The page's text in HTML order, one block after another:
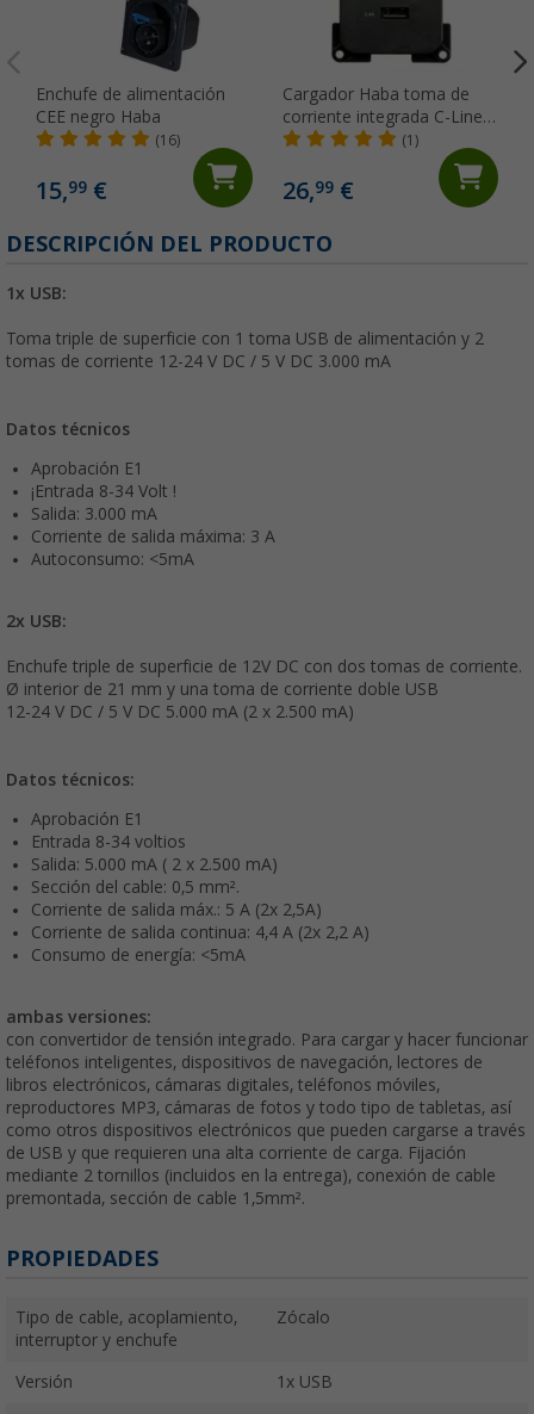
Enchufe de alimentación
CEE negro Haba
(16)
15,99 €
Cargador Haba toma de
corriente integrada C-Line
doble USB-A y USB-C 10-24
(1)
26,99€
DESCRIPCIÓN DEL PRODUCTO
1x USB:
Toma triple de superficie con 1 toma USB de alimentación y 2
tomas de corriente 12-24 V DC / 5 V DC 3.000 mA
Datos técnicos
Aprobación E1
¡Entrada 8-34 Volt !
Salida: 3.000 mA
Corriente de salida máxima: 3 A
Autoconsumo: <5mA
2x USB:
Enchufe triple de superficie de 12V DC con dos tomas de corriente.
Ø interior de 21 mm y una toma de corriente doble USB
12-24 V DC / 5 V DC 5.000 mA (2 x 2.500 mA)
Datos técnicos:
Aprobación E1
Entrada 8-34 voltios
Salida: 5.000 mA ( 2 x 2.500 mA)
Sección del cable: 0,5 mm².
Corriente de salida máx.: 5 A (2x 2,5A)
Corriente de salida continua: 4,4 A (2x 2,2 A)
Consumo de energía: <5mA
ambas versiones:
con convertidor de tensión integrado. Para cargar y hacer funcionar
teléfonos inteligentes, dispositivos de navegación, lectores de
libros electrónicos, cámaras digitales, teléfonos móviles,
reproductores MP3, cámaras de fotos y todo tipo de tabletas, así
como otros dispositivos electrónicos que pueden cargarse a través
de USB y que requieren una alta corriente de carga. Fijación
mediante 2 tornillos (incluidos en la entrega), conexión de cable
premontada, sección de cable 1,5mm².
PROPIEDADES
Tipo de cable, acoplamiento,
interruptor y enchufe
Zócalo
Versión 1x USB